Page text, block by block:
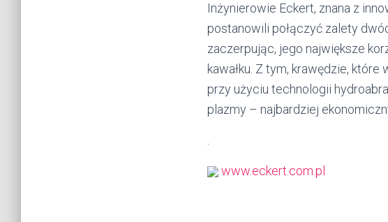
Inżynierowie Eckert, znana z
postanowili połączyć zalety
zaczerpując, jego największe
kawałku. Z tym, krawędzie,
przy użyciu technologii
plazmy – najbardziej
www.eckert.com.pl